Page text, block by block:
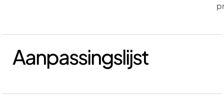
Aanpassingslijst